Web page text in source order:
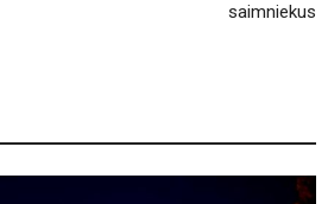
saimniekus